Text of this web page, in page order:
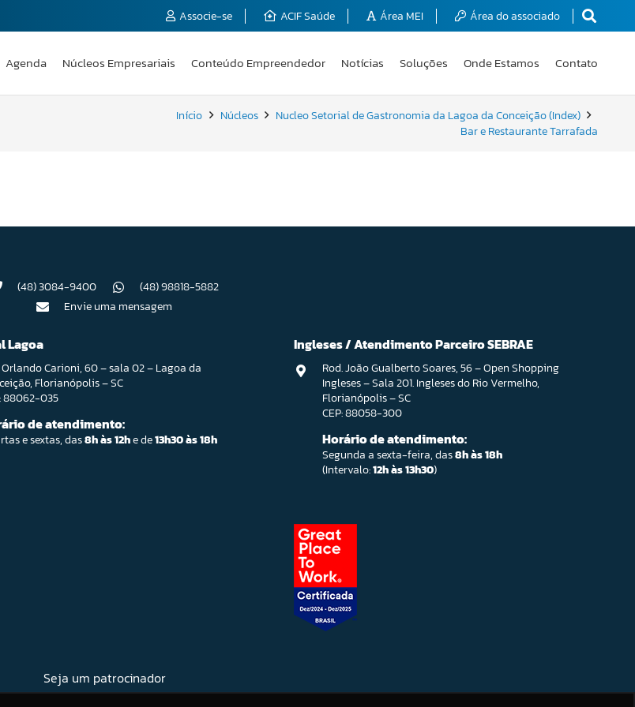
Associe-se ACIF Saúde Área MEI Área do associado
Agenda Núcleos Empresariais Conteúdo Empreendedor Notícias Soluções Onde Estamos Contato
Início Núcleos
Nucleo Setorial de Gastronomia da Lagoa da Conceição (Index)
Bar e Restaurante Tarrafada
(48) 3084-9400
(48) 98818-5882
Envie uma mensagem
Lagoa
Orlando Carioni, 60 – sala 02 – Lagoa da
Florianópolis – SC
88062-035
de atendimento:
e sextas, das8h às 12he de13h30 às 18h
Ingleses / Atendimento Parceiro SEBRAE
Rod. João Gualberto Soares, 56 – Open Shopping
Ingleses – Sala 201. Ingleses do Rio Vermelho,
Florianópolis – SC
CEP: 88058-300
Horário de atendimento:
Segunda a sexta-feira, das8h às 18h
(Intervalo:12h às 13h30)
Seja um patrocinador